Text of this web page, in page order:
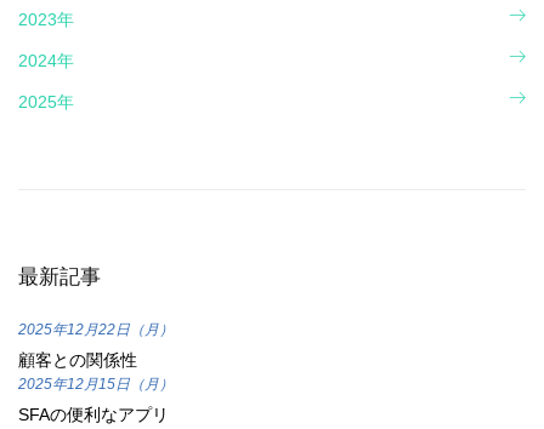
2023年
2024年
2025年
最新記事
2025年12月22日（月）
顧客との関係性
2025年12月15日（月）
SFAの便利なアプリ